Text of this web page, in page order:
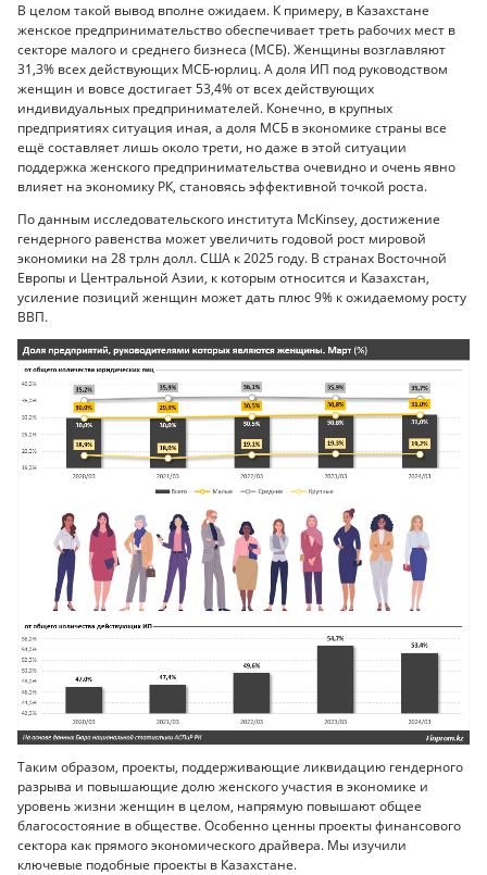
В целом такой вывод вполне ожидаем. К примеру, в Казахстане
женское предпринимательство обеспечивает треть рабочих мест в
секторе малого и среднего бизнеса (МСБ). Женщины возглавляют
31,3% всех действующих МСБ-юрлиц. А доля ИП под руководством
женщин и вовсе достигает 53,4% от всех действующих
индивидуальных предпринимателей. Конечно, в крупных
предприятиях ситуация иная, а доля МСБ в экономике страны все
ещё составляет лишь около трети, но даже в этой ситуации
поддержка женского предпринимательства очевидно и очень явно
влияет на экономику РК, становясь эффективной точкой роста.
По данным исследовательского института McKinsey, достижение
гендерного равенства может увеличить годовой рост мировой
экономики на 28 трлн долл. США к 2025 году. В странах Восточной
Европы и Центральной Азии, к которым относится и Казахстан,
усиление позиций женщин может дать плюс 9% к ожидаемому росту
ВВП.
Таким образом, проекты, поддерживающие ликвидацию гендерного
разрыва и повышающие долю женского участия в экономике и
уровень жизни женщин в целом, напрямую повышают общее
благосостояние в обществе. Особенно ценны проекты финансового
сектора как прямого экономического драйвера. Мы изучили
ключевые подобные проекты в Казахстане.